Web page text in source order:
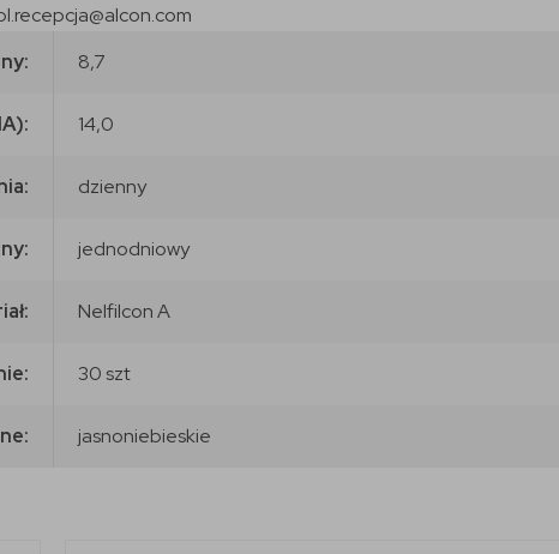
8,7
14,0
dzienny
jednodniowy
Nelfilcon A
30 szt
jasnoniebieskie